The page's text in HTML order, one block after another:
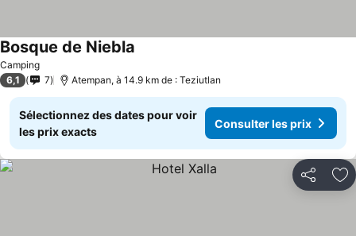
Camping
Bosque de Niebla
6,1 7 Atempan, à 14.9 km de : Teziutlan
Sélectionnez des dates pour voir
les prix exacts
Consulter les prix
Partager